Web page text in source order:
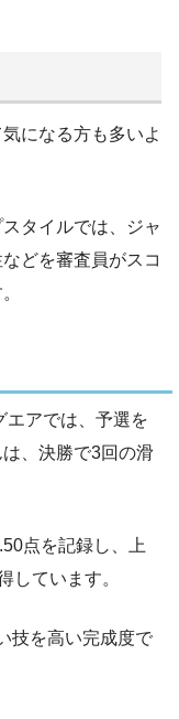
になる方も多いよ
タイルでは、ジャ
どを審査員がスコ
エアでは、予選を
、決勝で3回の滑
点を記録し、上
しています。
技を高い完成度で